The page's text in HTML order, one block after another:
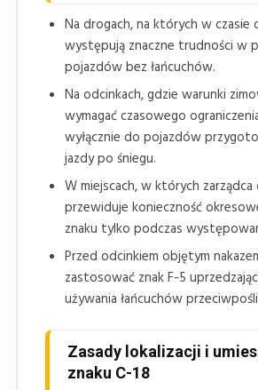
Na drogach, na których w czasie
występują znaczne trudności w
pojazdów bez łańcuchów.
Na odcinkach, gdzie warunki
wymagać czasowego
wyłącznie do pojazdów
jazdy po śniegu.
W miejscach, w których zarządca
przewiduje konieczność
znaku tylko podczas
Przed odcinkiem objętym
zastosować znak F-5
używania łańcuchów
Zasady lokalizacji i
znaku C-18